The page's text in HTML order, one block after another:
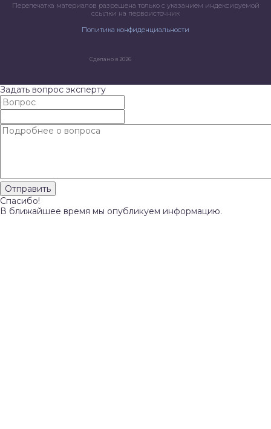
Перепечатка материалов разрешена только с указанием индексируемой
ссылки на первоисточник
Политика конфиденциальности
Сделано в 2026
Задать вопрос эксперту
Спасибо!
В ближайшее время мы опубликуем информацию.